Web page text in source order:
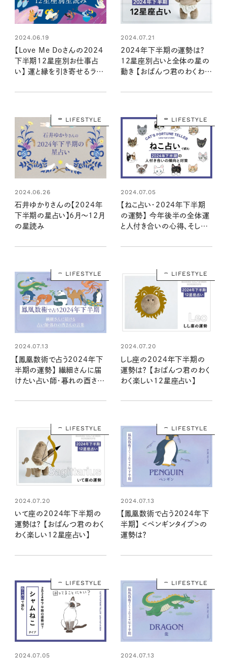
2024.06.19
【Love Me Doさんの2024
下半期12星座別お仕事占
い】 運と縁を引き寄せるラブ
2024.07.21
2024年下半期の運勢は？
12星座別占いと全体の星の
動き 【おぱんつ君のわくわく
LIFESTYLE
2024.06.26
石井ゆかりさんの【2024年
下半期の星占い】6月～12月
の星読み
LIFESTYLE
2024.07.05
【ねこ占い・2024年下半期
の運勢】 今年後半の全体運
と人付き合いの心得、そして
LIFESTYLE
2024.07.13
【鳳凰数術で占う2024年下
半期の運勢】 繊細さんに届
けたい占い師・暮れの酉さん
LIFESTYLE
2024.07.20
しし座の2024年下半期の
運勢は？ 【おぱんつ君のわく
わく楽しい12星座占い】
LIFESTYLE
2024.07.20
いて座の2024年下半期の
運勢は？ 【おぱんつ君のわく
わく楽しい12星座占い】
LIFESTYLE
2024.07.13
【鳳凰数術で占う2024年下
半期】 ＜ペンギンタイプ＞の
運勢は？
LIFESTYLE
2024.07.05
LIFESTYLE
2024.07.13